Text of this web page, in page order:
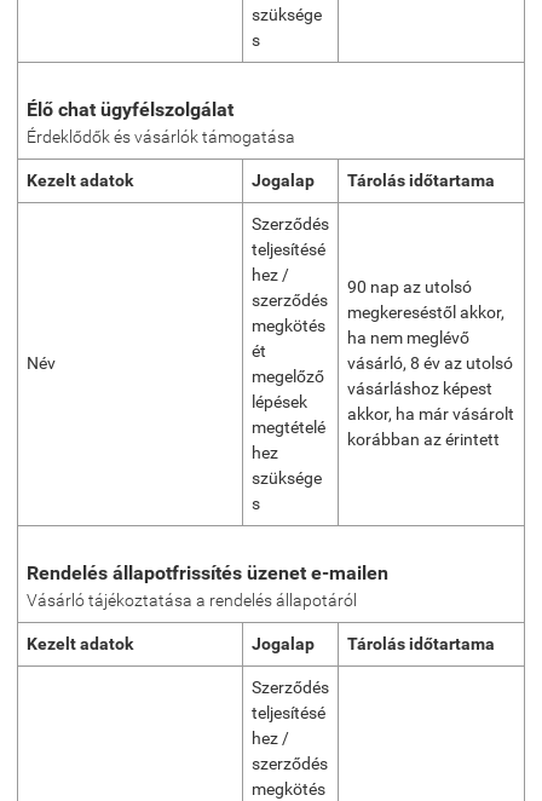
szüksége
s
Élő chat ügyfélszolgálat
Érdeklődők és vásárlók támogatása
Kezelt adatok Jogalap Tárolás időtartama
Név
Szerződés
teljesítésé
hez /
szerződés
megkötés
ét
megelőző
lépések
megtételé
hez
szüksége
s
90 nap az utolsó
megkereséstől akkor,
ha nem meglévő
vásárló, 8 év az utolsó
vásárláshoz képest
akkor, ha már vásárolt
korábban az érintett
Rendelés állapotfrissítés üzenet e-mailen
Vásárló tájékoztatása a rendelés állapotáról
Kezelt adatok Jogalap Tárolás időtartama
Szerződés
teljesítésé
hez /
szerződés
megkötés